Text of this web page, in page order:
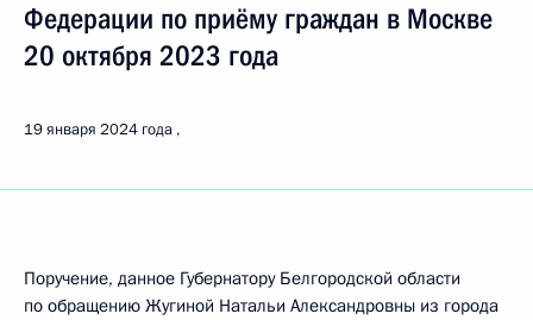
Федерации по приёму граждан в Москве
20 октября 2023 года
19 января 2024 года
Поручение, данное Губернатору Белгородской области
по обращению Жугиной Натальи Александровны из города